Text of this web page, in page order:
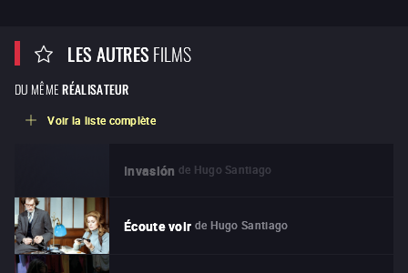
LES AUTRESFILMS
DU MÊME RÉALISATEUR
Voir la liste complète
Invasión de Hugo Santiago
Écoute voir de Hugo Santiago